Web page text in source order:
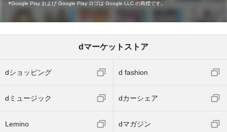
Google Play および Google Play ロゴは Google LLC の商標です。
dマーケットストア
dショッピング d fashion
dミュージック dカーシェア
Lemino dマガジン